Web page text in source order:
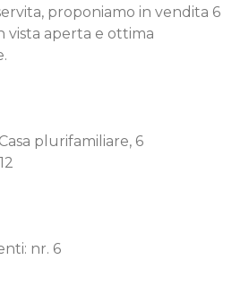
proponiamo in vendita 6
vista aperta e ottima
plurifamiliare, 6
nr. 6